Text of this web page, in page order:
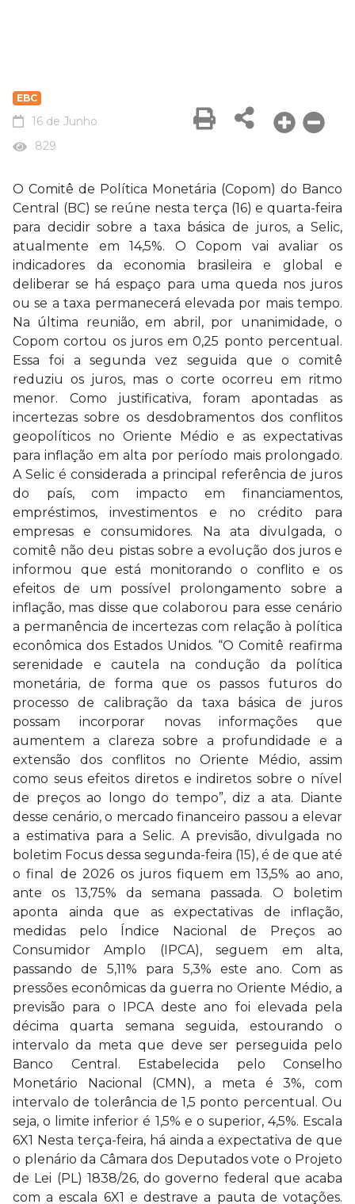
EBC
16 de Junho
829
O Comitê de Política Monetária (Copom) do Banco
Central (BC) se reúne nesta terça (16) e quarta-feira
para decidir sobre a taxa básica de juros, a Selic,
atualmente em 14,5%. O Copom vai avaliar os
indicadores da economia brasileira e global e
deliberar se há espaço para uma queda nos juros
ou se a taxa permanecerá elevada por mais tempo.
Na última reunião, em abril, por unanimidade, o
Copom cortou os juros em 0,25 ponto percentual.
Essa foi a segunda vez seguida que o comitê
reduziu os juros, mas o corte ocorreu em ritmo
menor. Como justificativa, foram apontadas as
incertezas sobre os desdobramentos dos conflitos
geopolíticos no Oriente Médio e as expectativas
para inflação em alta por período mais prolongado.
A Selic é considerada a principal referência de juros
do país, com impacto em financiamentos,
empréstimos, investimentos e no crédito para
empresas e consumidores. Na ata divulgada, o
comitê não deu pistas sobre a evolução dos juros e
informou que está monitorando o conflito e os
efeitos de um possível prolongamento sobre a
inflação, mas disse que colaborou para esse cenário
a permanência de incertezas com relação à política
econômica dos Estados Unidos. “O Comitê reafirma
serenidade e cautela na condução da política
monetária, de forma que os passos futuros do
processo de calibração da taxa básica de juros
possam incorporar novas informações que
aumentem a clareza sobre a profundidade e a
extensão dos conflitos no Oriente Médio, assim
como seus efeitos diretos e indiretos sobre o nível
de preços ao longo do tempo”, diz a ata. Diante
desse cenário, o mercado financeiro passou a elevar
a estimativa para a Selic. A previsão, divulgada no
boletim Focus dessa segunda-feira (15), é de que até
o final de 2026 os juros fiquem em 13,5% ao ano,
ante os 13,75% da semana passada. O boletim
aponta ainda que as expectativas de inflação,
medidas pelo Índice Nacional de Preços ao
Consumidor Amplo (IPCA), seguem em alta,
passando de 5,11% para 5,3% este ano. Com as
pressões econômicas da guerra no Oriente Médio, a
previsão para o IPCA deste ano foi elevada pela
décima quarta semana seguida, estourando o
intervalo da meta que deve ser perseguida pelo
Banco Central. Estabelecida pelo Conselho
Monetário Nacional (CMN), a meta é 3%, com
intervalo de tolerância de 1,5 ponto percentual. Ou
seja, o limite inferior é 1,5% e o superior, 4,5%. Escala
6X1 Nesta terça-feira, há ainda a expectativa de que
o plenário da Câmara dos Deputados vote o Projeto
de Lei (PL) 1838/26, do governo federal que acaba
com a escala 6X1 e destrave a pauta de votações.